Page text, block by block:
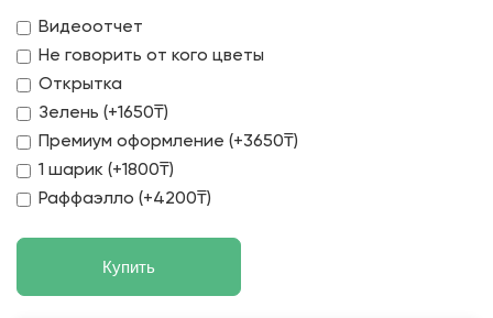
Видеоотчет
Не говорить от кого цветы
Открытка
Зелень (+1650₸)
Премиум оформление (+3650₸)
1 шарик (+1800₸)
Раффаэлло (+4200₸)
Купить